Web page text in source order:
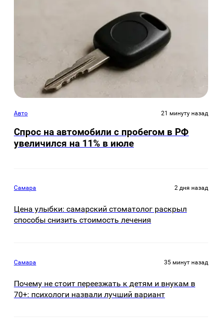
Авто 21 минуту назад
Спрос на автомобили с пробегом в РФ
увеличился на 11% в июле
Самара 2 дня назад
Цена улыбки: самарский стоматолог раскрыл
способы снизить стоимость лечения
Самара 35 минут назад
Почему не стоит переезжать к детям и внукам в
70+: психологи назвали лучший вариант